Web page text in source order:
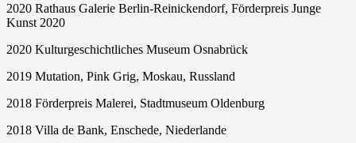
2020 Rathaus Galerie Berlin-Reinickendorf, Förderpreis Junge
Kunst 2020
2020 Kulturgeschichtliches Museum Osnabrück
2019 Mutation, Pink Grig, Moskau, Russland
2018 Förderpreis Malerei, Stadtmuseum Oldenburg
2018 Villa de Bank, Enschede, Niederlande